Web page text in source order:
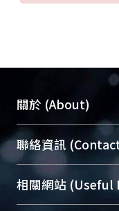
關於 (About)
臺大位居世界頂
展現本校豐碩的
機構典藏（NTUR
台，成為臺大學
聯絡資訊
總館學科館員
醫學圖書館學科
相關網站 (Useful